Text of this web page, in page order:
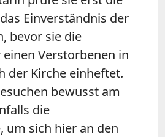
Einverständnis der
bevor sie die
Verstorbenen in
der Kirche einheftet.
bewusst am
die
um sich hier an den